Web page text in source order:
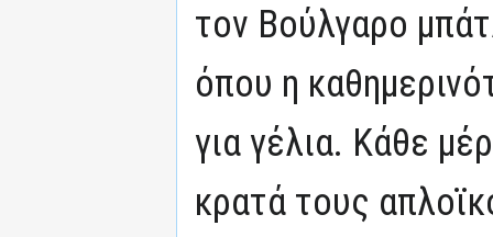
τον Βούλγαρο
όπου η
για γέλια. Κάθε
κρατά τους